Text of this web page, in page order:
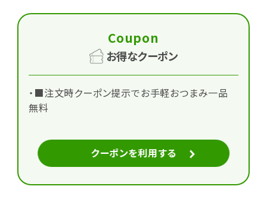
Coupon
お得なクーポン
クーポンを利用する
・■注文時クーポン提示でお手軽おつまみ一品
無料